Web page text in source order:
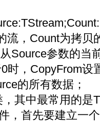
流，Count为拷贝
Source参数的当
时，CopyFrom设
的所有数据；
其中最常用的是
，首先要建立一